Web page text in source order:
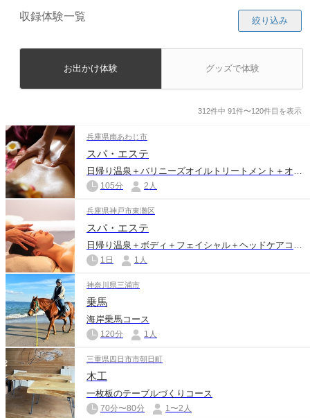
収録体験一覧 絞り込み
お出かけ体験 グッズで体験
312件中 91件〜120件目を表示
兵庫県南あわじ市
スパ・エステ
日帰り温泉＋バリニーズオイルトリートメント＋オプションペアコース
105分 2人
兵庫県神戸市東灘区
スパ・エステ
日帰り温泉＋ボディ＋フェイシャル＋ヘッドケアコース
1日 1人
神奈川県三浦市
乗馬
海岸乗馬コース
120分 1人
三重県四日市市朝日町
木工
一枚板のテーブルづくりコース
70分〜80分 1〜2人